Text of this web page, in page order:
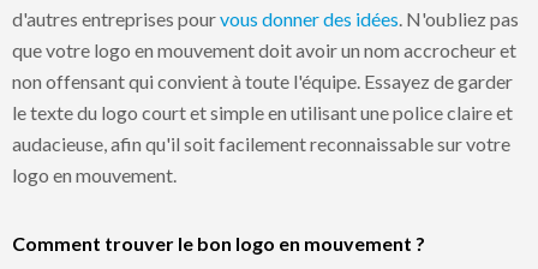
d'autres entreprises pourvous donner des idées . N'oubliez pas
que votre logo en mouvement doit avoir un nom accrocheur et
non offensant qui convient à toute l'équipe. Essayez de garder
le texte du logo court et simple en utilisant une police claire et
audacieuse, afin qu'il soit facilement reconnaissable sur votre
logo en mouvement.
Comment trouver le bon logo en mouvement ?